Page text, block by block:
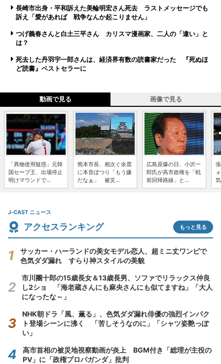
長崎市出身・平和訴えた美輪明宏さん死去 ラストメッセージでも
訴え「愛があれば 戦争なんか起こりません」
つげ義春さんと白土三平さん カリスマ漫画家、二人の「違い」と
は？
死去した丹羽宇一郎さんは、経済界有数の読書家だった 『死ぬほ
ど読書』ベストセラーに
動画で見る 画像で見る
「異物使用疑惑」元韓
国セーブ王、出場停止
明けマウンドで...
熊本市長、相次ぐ余震
に本音ぽつり「もう嫌
だなぁ」 被災...
広島原爆の日、小沢一
郎氏が高市政権を「戦
前回帰路線」と...
J-CAST ニュース
アクセスランキング もっと見る
サッカー・ハーランドの美女モデル恋人、超ミニ丈ワンピで
色気ダダ漏れ すらり神スタイルの美貌
市川團十郎の15歳長女＆13歳長男、ソファでリラックス仲良
し2ショ 「海老蔵さんにも麻央さんにも似てますね」「大人
になったな～」
NHK朝ドラ「風、薫る」、色気ダダ漏れ俳優の強烈インパク
ト登場シーンに沸く 「苦しそうなのに」「シャツ姿艶っぽ
い」
高市首相の被災地視察動画が炎上 BGM付き「総理が主役の
PV」に「政権プロパガンダ」批判